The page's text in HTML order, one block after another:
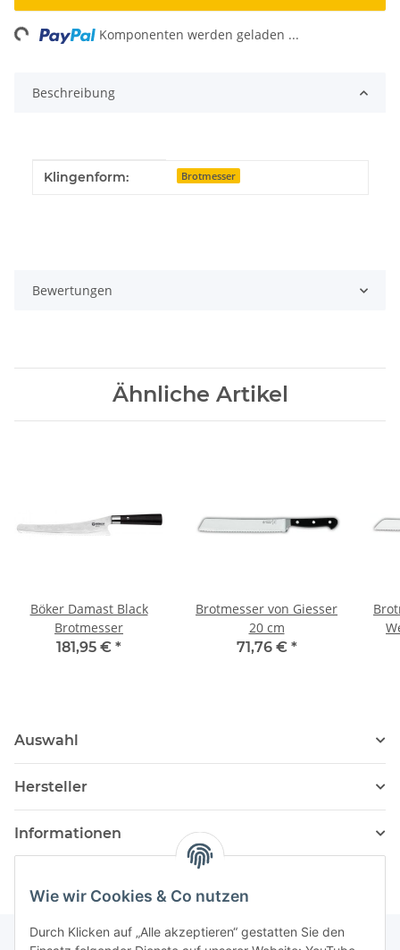
Wie wir Cookies & Co nutzen
Durch Klicken auf „Alle akzeptieren“ gestatten Sie den
Komponenten werden geladen ...
Beschreibung
Produkteigenschaft
Wert
Klingenform: Brotmesser
Bewertungen
Ähnliche Artikel
Böker Damast Black
Brotmesser
181,95 € *
Brotmesser von Giesser
20 cm
71,76 € *
Auswahl
Hersteller
Informationen